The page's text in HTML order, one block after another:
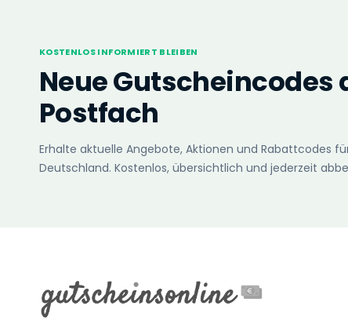
KOSTENLOS INFORMIERT BLEIBEN
Neue Gutscheincodes
Postfach
Erhalte aktuelle Angebote, Aktionen und Rabattcodes
Deutschland. Kostenlos, übersichtlich und jederzeit